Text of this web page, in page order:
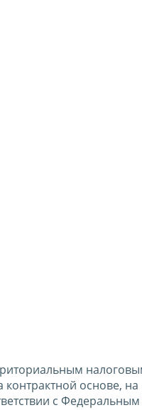
основе, на
с